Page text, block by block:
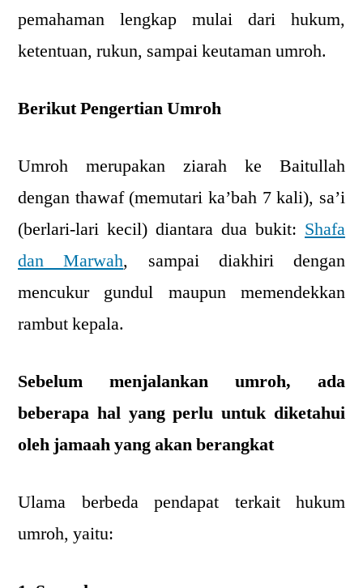
pemahaman lengkap mulai dari hukum,
ketentuan, rukun, sampai keutaman umroh.
Berikut Pengertian Umroh
Umroh merupakan ziarah ke Baitullah
dengan thawaf (memutari ka’bah 7 kali), sa’i
(berlari-lari kecil) diantara dua bukit: Shafa
dan Marwah, sampai diakhiri dengan
mencukur gundul maupun memendekkan
rambut kepala.
Sebelum menjalankan umroh, ada
beberapa hal yang perlu untuk diketahui
oleh jamaah yang akan berangkat
Ulama berbeda pendapat terkait hukum
umroh, yaitu: